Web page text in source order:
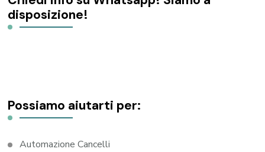
disposizione!
Possiamo aiutarti per:
Automazione Cancelli